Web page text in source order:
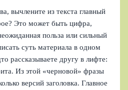
вычлените из текста главный
Это может быть цифра,
польза или сильный
суть материала в одном
рассказываете другу в лифте:
Из этой «черновой» фразы
версий заголовка. Главное